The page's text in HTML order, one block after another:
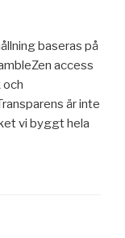
baseras på
access
är inte
vi byggt hela